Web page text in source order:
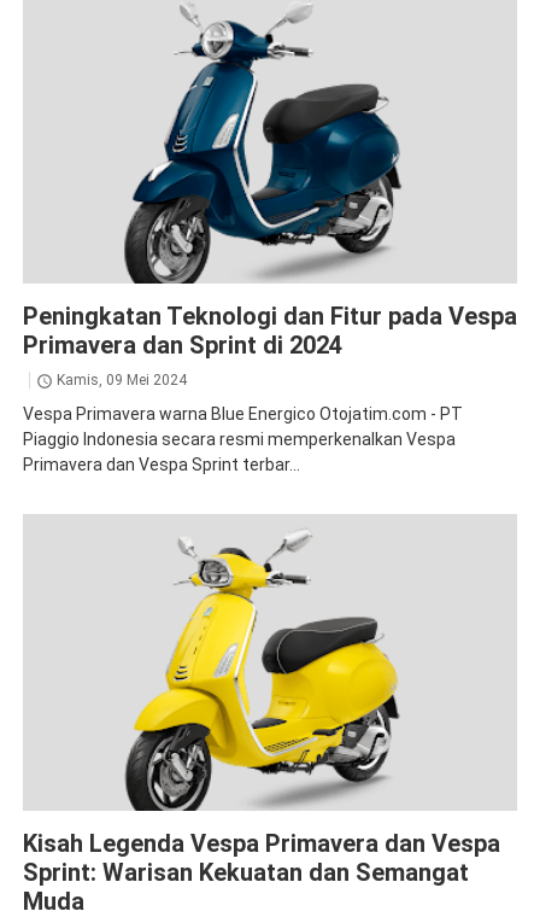
Peningkatan Teknologi dan Fitur pada Vespa
Primavera dan Sprint di 2024
Kamis, 09 Mei 2024
Vespa Primavera warna Blue Energico Otojatim.com - PT
Piaggio Indonesia secara resmi memperkenalkan Vespa
Primavera dan Vespa Sprint terbar...
Kisah Legenda Vespa Primavera dan Vespa
Sprint: Warisan Kekuatan dan Semangat
Muda